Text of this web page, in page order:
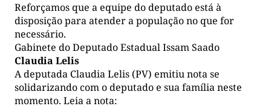
Reforçamos que a equipe do deputado está à
disposição para atender a população no que for
necessário.
Gabinete do Deputado Estadual Issam Saado
Claudia Lelis
A deputada Claudia Lelis (PV) emitiu nota se
solidarizando com o deputado e sua família neste
momento. Leia a nota: